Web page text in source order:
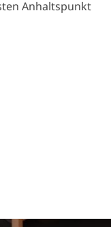
Anhaltspunkt